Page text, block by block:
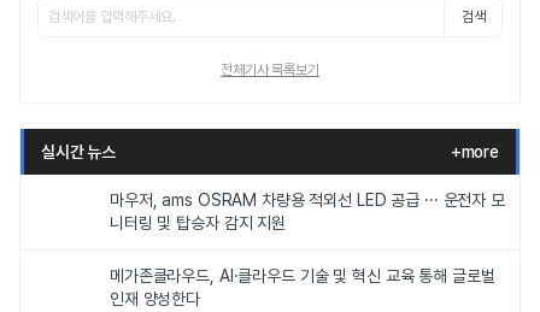
검색
전체기사 목록보기
실시간 뉴스 +more
마우저, ams OSRAM 차량용 적외선 LED 공급 ··· 운전자 모
니터링 및 탑승자 감지 지원
메가존클라우드, AI·클라우드 기술 및 혁신 교육 통해 글로벌
인재 양성한다